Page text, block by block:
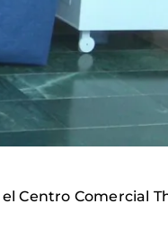
Centro Comercial